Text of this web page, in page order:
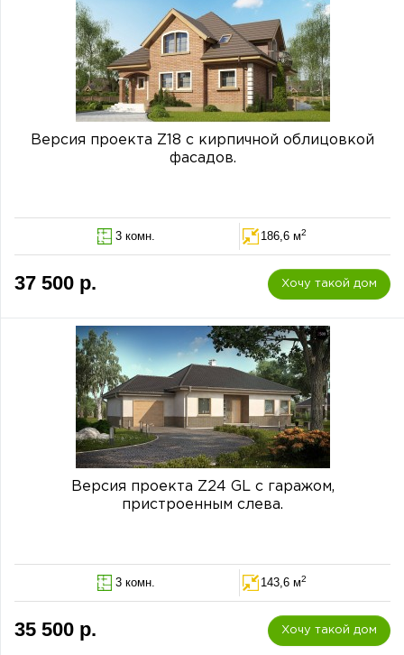
Версия проекта Z18 с кирпичной облицовкой
фасадов.
3 комн. 186,6 м2
37 500 р. Хочу такой дом
Версия проекта Z24 GL с гаражом,
пристроенным слева.
3 комн. 143,6 м2
35 500 р. Хочу такой дом